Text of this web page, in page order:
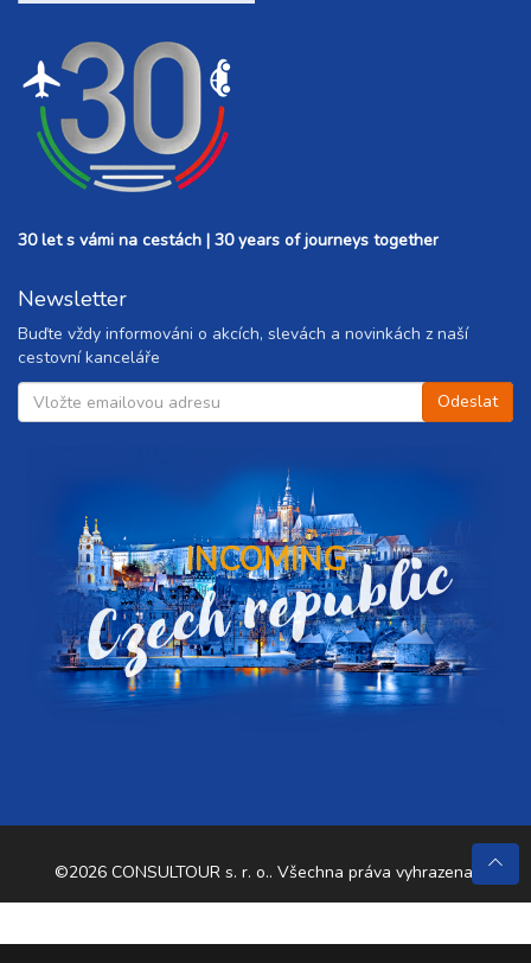
30 let s vámi na cestách | 30 years of journeys together
Newsletter
Buďte vždy informováni o akcích, slevách a novinkách z naší
cestovní kanceláře
INCOMING
Czech republic
©2026 CONSULTOUR s. r. o.. Všechna práva vyhrazena.